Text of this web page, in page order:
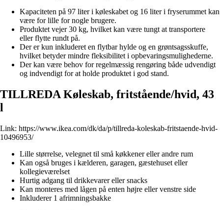
Kapaciteten på 97 liter i køleskabet og 16 liter i fryserummet kan
være for lille for nogle brugere.
Produktet vejer 30 kg, hvilket kan være tungt at transportere
eller flytte rundt på.
Der er kun inkluderet en flytbar hylde og en grøntsagsskuffe,
hvilket betyder mindre fleksibilitet i opbevaringsmulighederne.
Der kan være behov for regelmæssig rengøring både udvendigt
og indvendigt for at holde produktet i god stand.
TILLREDA Køleskab, fritstående/hvid, 43
l
Link: https://www.ikea.com/dk/da/p/tillreda-koleskab-fritstaende-hvid-
10496953/
Lille størrelse, velegnet til små køkkener eller andre rum
Kan også bruges i kælderen, garagen, gæstehuset eller
kollegieværelset
Hurtig adgang til drikkevarer eller snacks
Kan monteres med lågen på enten højre eller venstre side
Inkluderer 1 afrimningsbakke